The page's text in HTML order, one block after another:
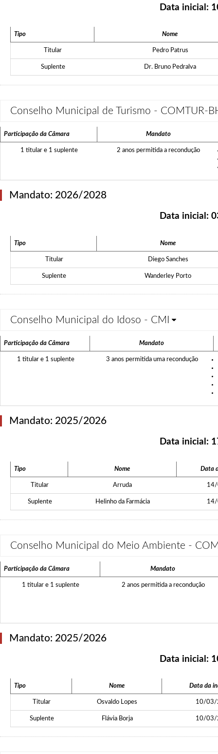
Data inicial:
Tipo Nome
Titular Pedro Patrus
Suplente Dr. Bruno Pedralva
Conselho Municipal de Turismo - COMTUR-
Participação da Câmara Mandato
1 titular e 1 suplente 2 anos permitida a recondução
Mandato: 2026/2028
Data inicial:
Tipo Nome
Titular Diego Sanches
Suplente Wanderley Porto
Conselho Municipal do Idoso - CMI
Participação da Câmara Mandato
1 titular e 1 suplente 3 anos permitida uma recondução
Mandato: 2025/2026
Data inicial:
Tipo Nome Data
Titular Arruda
Suplente Helinho da Farmácia
Conselho Municipal do Meio Ambiente -
Participação da Câmara Mandato
1 titular e 1 suplente 2 anos permitida a recondução
Mandato: 2025/2026
Data inicial:
Tipo Nome Data da
Titular Osvaldo Lopes 10/03/
Suplente Flávia Borja 10/03/